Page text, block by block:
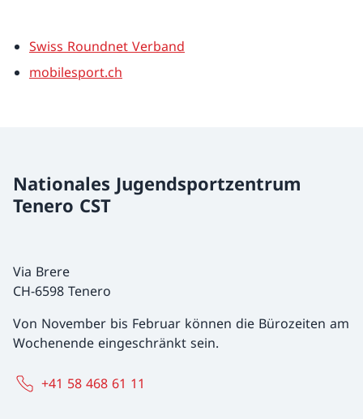
Swiss Roundnet Verband
mobilesport.ch
Nationales Jugendsportzentrum
Tenero CST
Via Brere
CH-6598 Tenero
Von November bis Februar können die Bürozeiten am
Wochenende eingeschränkt sein.
+41 58 468 61 11